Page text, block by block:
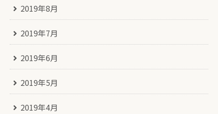
2019年8月
2019年7月
2019年6月
2019年5月
2019年4月